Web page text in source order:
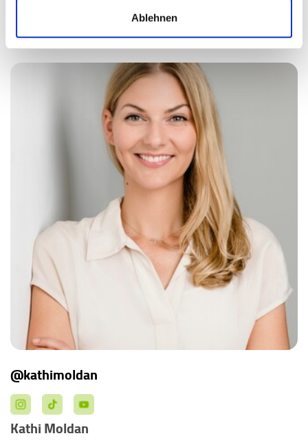
Ablehnen
auszuschöpfen und schafft zusammen echten
Mehrwert für euer Studium.
@kathimoldan
Kathi Moldan